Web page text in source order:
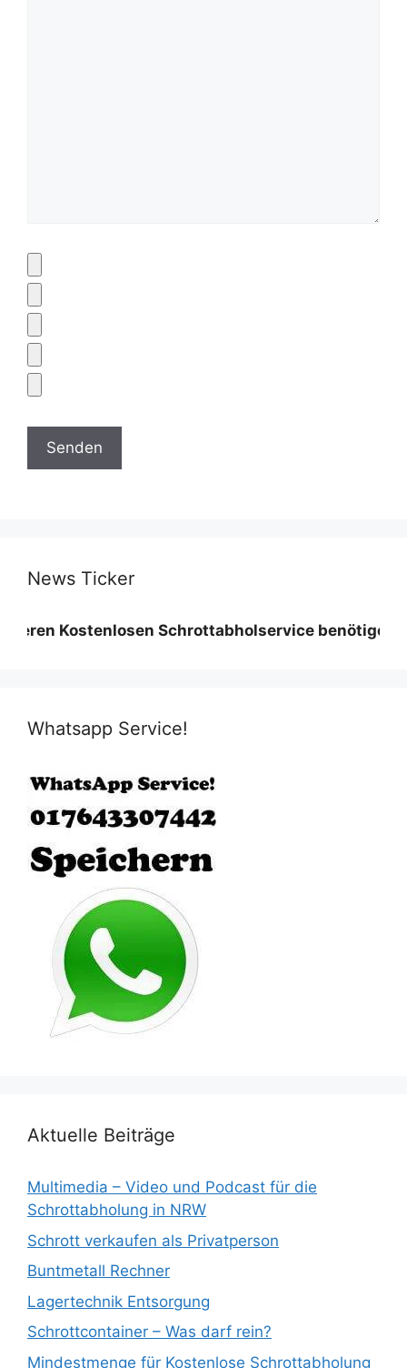
News Ticker
Schrottabholservice benötigen wir
Whatsapp Service!
Aktuelle Beiträge
Multimedia – Video und Podcast für die
Schrottabholung in NRW
Schrott verkaufen als Privatperson
Buntmetall Rechner
Lagertechnik Entsorgung
Schrottcontainer – Was darf rein?
Mindestmenge für Kostenlose Schrottabholung